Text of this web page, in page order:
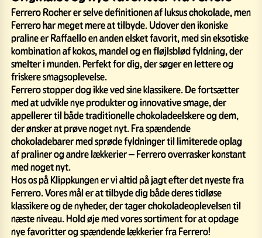
Ferrero Rocher er selve definitionen af luksus chokolade, men
Ferrero har meget mere at tilbyde. Udover den ikoniske
praline er Raffaello en anden elsket favorit, med sin eksotiske
kombination af kokos, mandel og en fløjlsblød fyldning, der
smelter i munden. Perfekt for dig, der søger en lettere og
friskere smagsoplevelse.
Ferrero stopper dog ikke ved sine klassikere. De fortsætter
med at udvikle nye produkter og innovative smage, der
appellerer til både traditionelle chokoladeelskere og dem,
der ønsker at prøve noget nyt. Fra spændende
chokoladebarer med sprøde fyldninger til limiterede oplag
af praliner og andre lækkerier – Ferrero overrasker konstant
med noget nyt.
Hos os på Klippkungen er vi altid på jagt efter det nyeste fra
Ferrero. Vores mål er at tilbyde dig både deres tidløse
klassikere og de nyheder, der tager chokoladeoplevelsen til
næste niveau. Hold øje med vores sortiment for at opdage
nye favoritter og spændende lækkerier fra Ferrero!